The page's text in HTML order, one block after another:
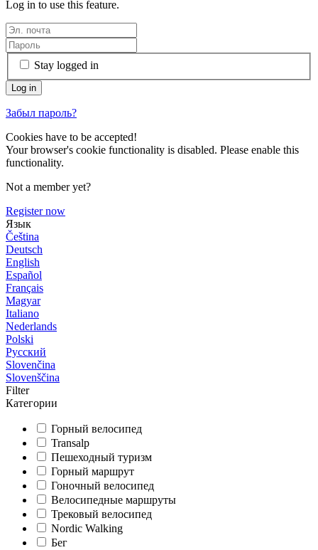
Log in to use this feature.
Stay logged in
Забыл пароль?
Cookies have to be accepted!
Your browser's cookie functionality is disabled. Please enable this
functionality.
Not a member yet?
Register now
Язык
Čeština
Deutsch
English
Español
Français
Magyar
Italiano
Nederlands
Polski
Русский
Slovenčina
Slovenščina
Filter
Категории
Горный велосипед
Transalp
Пешеходный туризм
Горный маршрут
Гоночный велосипед
Велосипедные маршруты
Трековый велосипед
Nordic Walking
Бег